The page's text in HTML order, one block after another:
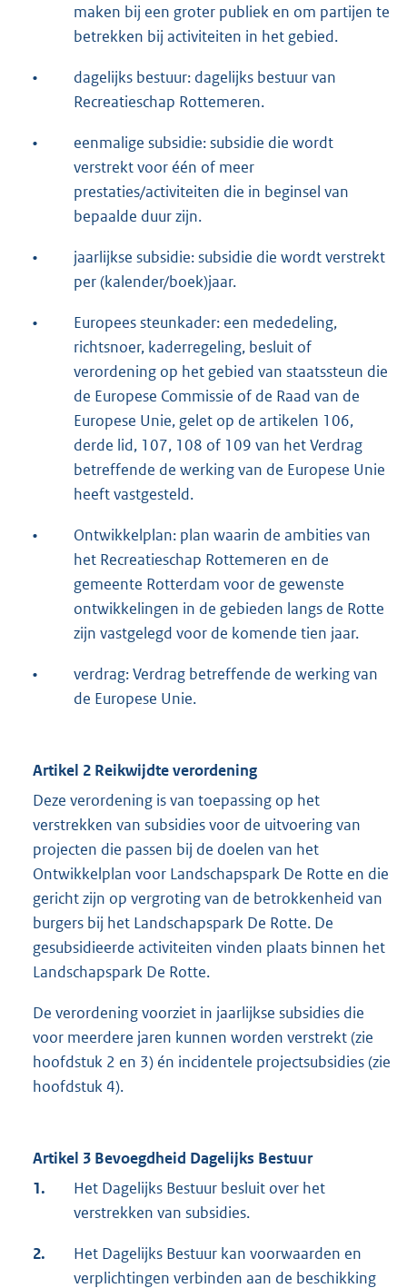
maken bij een groter publiek en om partijen te
betrekken bij activiteiten in het gebied.
•
dagelijks bestuur: dagelijks bestuur van
Recreatieschap Rottemeren.
•
eenmalige subsidie: subsidie die wordt
verstrekt voor één of meer
prestaties/activiteiten die in beginsel van
bepaalde duur zijn.
•
jaarlijkse subsidie: subsidie die wordt verstrekt
per (kalender/boek)jaar.
•
Europees steunkader: een mededeling,
richtsnoer, kaderregeling, besluit of
verordening op het gebied van staatssteun die
de Europese Commissie of de Raad van de
Europese Unie, gelet op de artikelen 106,
derde lid, 107, 108 of 109 van het Verdrag
betreffende de werking van de Europese Unie
heeft vastgesteld.
•
Ontwikkelplan: plan waarin de ambities van
het Recreatieschap Rottemeren en de
gemeente Rotterdam voor de gewenste
ontwikkelingen in de gebieden langs de Rotte
zijn vastgelegd voor de komende tien jaar.
•
verdrag: Verdrag betreffende de werking van
de Europese Unie.
Artikel 2 Reikwijdte verordening
Deze verordening is van toepassing op het
verstrekken van subsidies voor de uitvoering van
projecten die passen bij de doelen van het
Ontwikkelplan voor Landschapspark De Rotte en die
gericht zijn op vergroting van de betrokkenheid van
burgers bij het Landschapspark De Rotte. De
gesubsidieerde activiteiten vinden plaats binnen het
Landschapspark De Rotte.
De verordening voorziet in jaarlijkse subsidies die
voor meerdere jaren kunnen worden verstrekt (zie
hoofdstuk 2 en 3) én incidentele projectsubsidies (zie
hoofdstuk 4).
Artikel 3 Bevoegdheid Dagelijks Bestuur
1.
Het Dagelijks Bestuur besluit over het
verstrekken van subsidies.
2.
Het Dagelijks Bestuur kan voorwaarden en
verplichtingen verbinden aan de beschikking